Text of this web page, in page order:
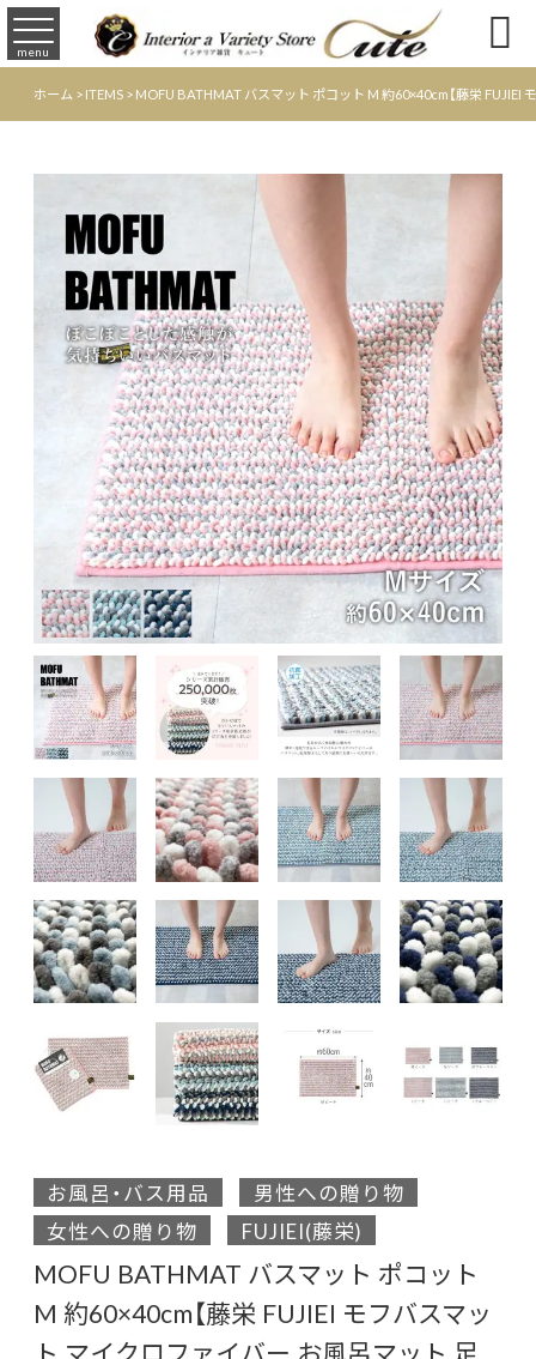
menu 
ホーム >ITEMS >MOFU BATHMAT バスマット ポコット M 約60×40cm【藤栄
お風呂・バス用品
男性への贈り物
女性への贈り物
FUJIEI(藤栄)
MOFU BATHMAT バスマット ポコット
M 約60×40cm【藤栄 FUJIEI モフバスマッ